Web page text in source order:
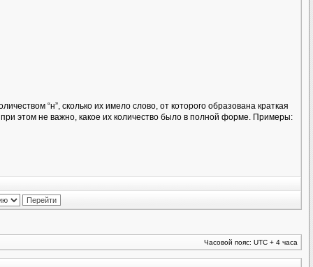
“н”, сколько их имело слово, от которого образована краткая
этом не важно, какое их количество было в полной форме. Примеры:
Часовой пояс: UTC + 4 часа